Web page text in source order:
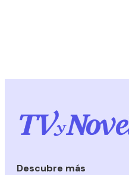
Descubre más